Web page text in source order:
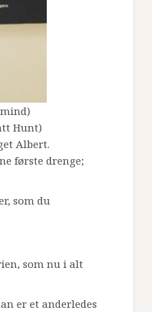
Hunt)
Albert.
første drenge;
som du
som nu i alt
er et anderledes